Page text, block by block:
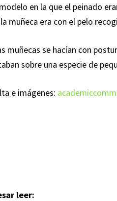
en la que el peinado
muñeca era con el pelo
muñecas se hacían con
sobre una especie de
e imágenes:
leer: